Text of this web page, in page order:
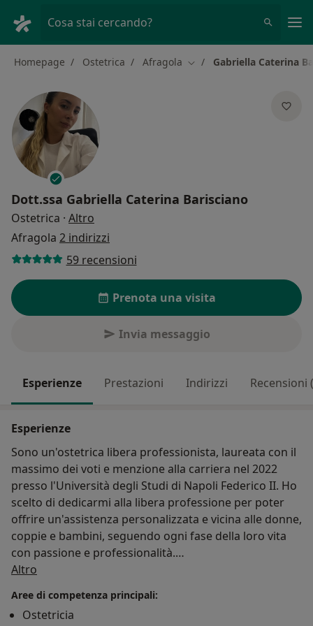
Cosa stai cercando?
Homepage Ostetrica Afragola Cambia città
Gabriella Caterina
Dott.ssa Gabriella Caterina Barisciano
Ostetrica · Altro
Afragola 2 indirizzi
59 recensioni
Prenota una visita
Invia messaggio
Esperienze Prestazioni Indirizzi Recensioni
Esperienze
Sono un'ostetrica libera professionista, laureata con il
massimo dei voti e menzione alla carriera nel 2022
presso l'Università degli Studi di Napoli Federico II. Ho
scelto di dedicarmi alla libera professione per poter
offrire un'assistenza personalizzata e vicina alle donne,
coppie e bambini, seguendo ogni fase della loro vita
con passione e professionalità.
e nella riabilitazione della diastasi addominale,
trattando con competenza e discrezione disturbi come
Altro
Aree di competenza principali:
Ostetricia